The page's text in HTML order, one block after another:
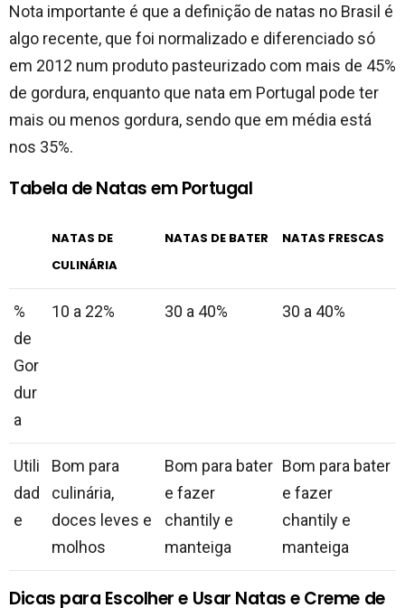
Nota importante é que a definição de natas no Brasil é
algo recente, que foi normalizado e diferenciado só
em 2012 num produto pasteurizado com mais de 45%
de gordura, enquanto que nata em Portugal pode ter
mais ou menos gordura, sendo que em média está
nos 35%.
Tabela de Natas em Portugal
NATAS DE
CULINÁRIA
NATAS DE BATER NATAS FRESCAS
%
de
Gor
dur
a
10 a 22% 30 a 40% 30 a 40%
Utili
dad
e
Bom para
culinária,
doces leves e
molhos
Bom para bater
e fazer
chantily e
manteiga
Bom para bater
e fazer
chantily e
manteiga
Dicas para Escolher e Usar Natas e Creme de